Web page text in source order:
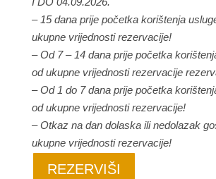
– 15 dana prije početka korištenja
ukupne vrijednosti rezervacije!
– Od 7 – 14 dana prije početka
od ukupne vrijednosti rezervacije
– Od 1 do 7 dana prije početka
od ukupne vrijednosti rezervacije!
– Otkaz na dan dolaska ili nedolazak
ukupne vrijednosti rezervacije!
REZERVIŠI